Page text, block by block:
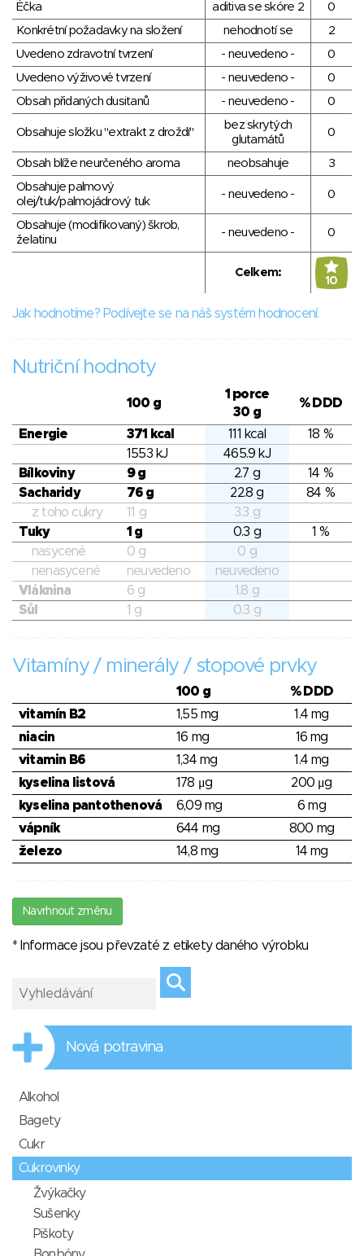
Éčka
aditiva se skóre 2
0
Konkrétní požadavky na složení
nehodnotí se
2
Uvedeno zdravotní tvrzení
- neuvedeno -
0
Uvedeno výživové tvrzení
- neuvedeno -
0
Obsah přidaných dusitanů
- neuvedeno - 0
Obsahuje složku "extrakt z droždí"
bez skrytých
glutamátů
0
Obsah blíže neurčeného aroma neobsahuje
3
Obsahuje palmový
olej/tuk/palmojádrový tuk
- neuvedeno - 0
Obsahuje (modifikovaný) škrob,
želatinu
- neuvedeno - 0
Celkem:
10
Jak hodnotíme? Podívejte se na náš systém hodnocení.
Nutriční hodnoty
100 g
1 porce
30 g
% DDD
Energie 371 kcal 111 kcal
18 %
1553 kJ
465.9 kJ
Bílkoviny
9 g 2.7 g
14 %
Sacharidy
76 g 22.8 g
84 %
z toho cukry
11 g
3.3 g
Tuky
1 g 0.3 g
1 %
nasycené
0 g
0 g
nenasycené
neuvedeno
neuvedeno
Vláknina
6 g
1.8 g
Sůl
1 g 0.3 g
Vitamíny / minerály / stopové prvky
100 g
% DDD
vitamín B2
1,55 mg
1.4 mg
niacin
16 mg
16 mg
vitamin B6
1,34 mg
1.4 mg
kyselina listová
178 μg
200 μg
kyselina pantothenová
6,09 mg
6 mg
vápník
644 mg
800 mg
železo
14,8 mg 14 mg
Navrhnout změnu
* Informace jsou převzaté z etikety daného výrobku
Nová potravina
Alkohol
Bagety
Cukr
Cukrovinky
Žvýkačky
Sušenky
Piškoty